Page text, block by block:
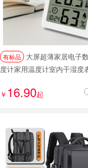
有标品
度计家用温度计室内干湿度
￥ 16.90起